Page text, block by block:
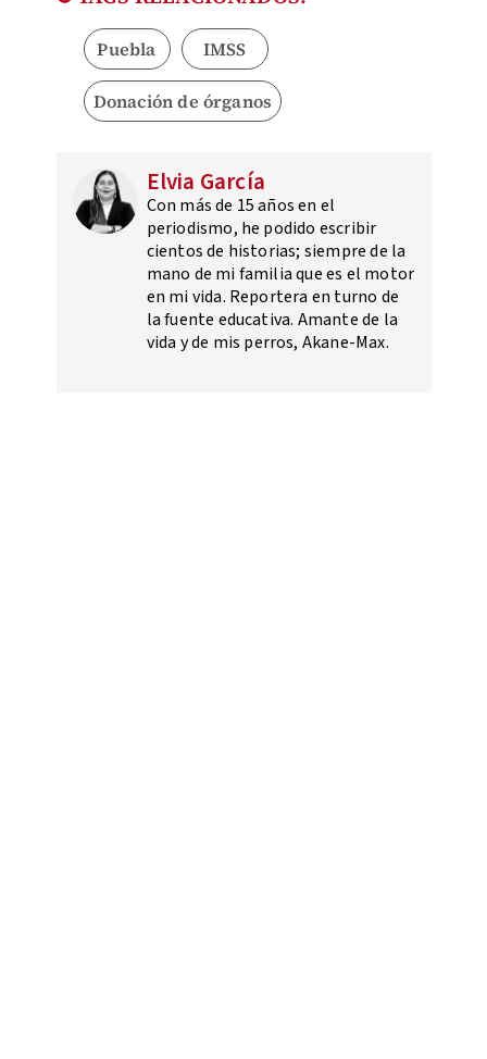
Puebla IMSS
Donación de órganos
Elvia García
Con más de 15 años en el
periodismo, he podido escribir
cientos de historias; siempre de la
mano de mi familia que es el motor
en mi vida. Reportera en turno de
la fuente educativa. Amante de la
vida y de mis perros, Akane-Max.